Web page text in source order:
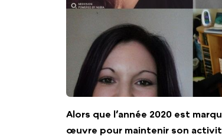
Alors que l’année 2020 est
œuvre pour maintenir son